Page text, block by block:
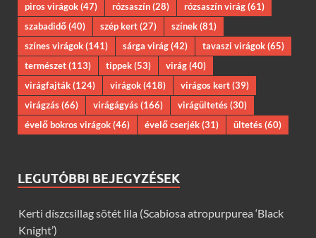
piros virágok(47) rózsaszín(28) rózsaszín virág(61)
szabadidő(40) szép kert(27) színek(81)
színes virágok(141) sárga virág(42) tavaszi virágok(65)
természet(113) tippek(53) virág(40)
virágfajták(124) virágok(418) virágos kert(39)
virágzás(66) virágágyás(166) virágültetés(30)
évelő bokros virágok(46) évelő cserjék(31) ültetés(60)
LEGUTÓBBI BEJEGYZÉSEK
Kerti díszcsillag sötét lila (Scabiosa atropurpurea ‘Black
Knight’)